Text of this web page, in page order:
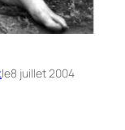
le8 juillet 2004